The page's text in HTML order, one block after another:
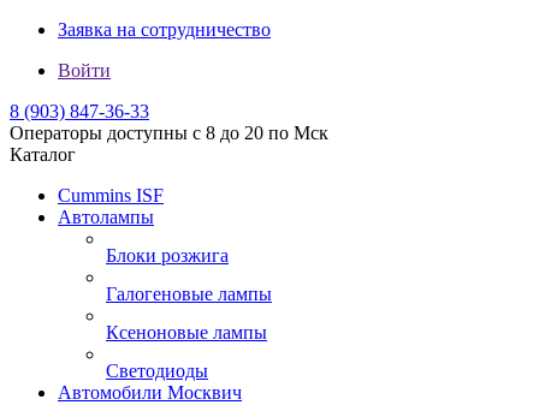
Заявка на сотрудничество
Войти
8 (903) 847-36-33
Операторы доступны с 8 до 20 по Мск
Каталог
Cummins ISF
Автолампы
Блоки розжига
Галогеновые лампы
Ксеноновые лампы
Светодиоды
Автомобили Москвич